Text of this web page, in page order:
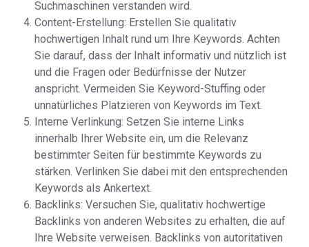
Suchmaschinen verstanden wird.
Content-Erstellung: Erstellen Sie qualitativ
hochwertigen Inhalt rund um Ihre Keywords. Achten
Sie darauf, dass der Inhalt informativ und nützlich ist
und die Fragen oder Bedürfnisse der Nutzer
anspricht. Vermeiden Sie Keyword-Stuffing oder
unnatürliches Platzieren von Keywords im Text.
Interne Verlinkung: Setzen Sie interne Links
innerhalb Ihrer Website ein, um die Relevanz
bestimmter Seiten für bestimmte Keywords zu
stärken. Verlinken Sie dabei mit den entsprechenden
Keywords als Ankertext.
Backlinks: Versuchen Sie, qualitativ hochwertige
Backlinks von anderen Websites zu erhalten, die auf
Ihre Website verweisen. Backlinks von autoritativen